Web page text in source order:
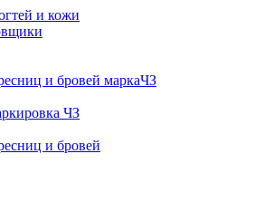
и кожи
и бровей маркаЧЗ
ЧЗ
и бровей